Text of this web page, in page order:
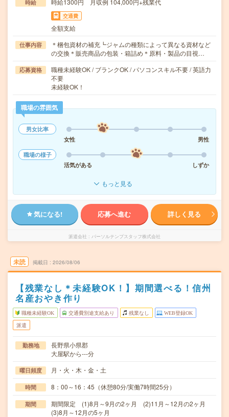
時給 時給1300円 月収例 104,000円+残業代
交通費
全額支給
仕事内容
＊梱包資材の補充┗ジャムの種類によって異なる資材など
の交換＊販売商品の包装・箱詰め＊原料・製品の目視…
応募資格
職種未経験OK / ブランクOK / パソコンスキル不要 / 英語力
不要
未経験OK！
職場の雰囲気
男女比率
女性
男性
職場の様子
活気がある
しずか
もっと見る
気になる! 応募へ進む 詳しく見る
派遣会社 パーソルテンプスタッフ株式会社
未読 掲載日 2026/08/06
【残業なし＊未経験OK！】期間選べる！信州
名産おやき作り
職種未経験OK 交通費別途支給あり 残業なし WEB登録OK
派遣
勤務地
長野県小県郡
大屋駅から---分
曜日頻度 月・火・木・金・土
時間 8：00～16：45（休憩80分/実働7時間25分）
期間
期間限定 (1)8月～9月の2ヶ月 (2)11月～12月の2ヶ月
(3)8月～12月の5ヶ月